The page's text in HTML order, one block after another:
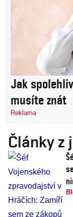
Jak
musíte znát
Reklama
Články z